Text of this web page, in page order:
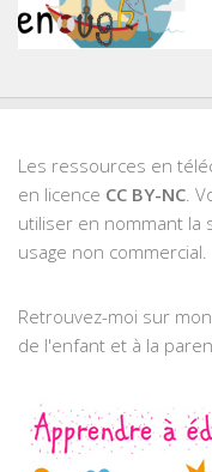
Les ressources en
en licence CC BY-NC .
utiliser en nommant la
usage non commercial.
Retrouvez-moi sur
de l'enfant et à la